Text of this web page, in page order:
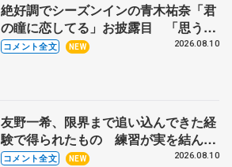
絶好調でシーズンインの青木祐奈「君
の瞳に恋してる」お披露目 「思う人
を狙う…キャッチするような」【サマ
コメント全文 NEW 2026.08.10
友野一希、限界まで追い込んできた経
験で得られたもの 練習が実を結んだ
アジアントロフィー 【サマーカップ
コメント全文 NEW 2026.08.10